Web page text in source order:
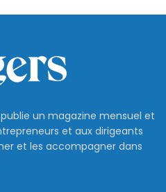
un magazine mensuel et
et aux dirigeants
et les accompagner dans